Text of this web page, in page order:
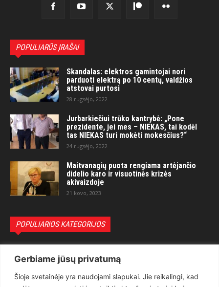
Gerbiame jūsų privatumą
Šioje svetainėje yra naudojami slapukai. Jie reikalingi, kad
POPULIARŪS ĮRAŠAI
Skandalas: elektros gamintojai nori
parduoti elektrą po 10 centų, valdžios
atstovai purtosi
28 rugsėjo, 2022
Jurbarkiečiui trūko kantrybė: „Pone
prezidente, jei mes – NIEKAS, tai kodėl
tas NIEKAS turi mokėti mokesčius?“
24 rugsėjo, 2022
Maitvanagių puota rengiama artėjančio
didelio karo ir visuotinės krizės
akivaizdoje
21 kovo, 2023
POPULIARIOS KATEGORIJOS
Teisėsauga
1497